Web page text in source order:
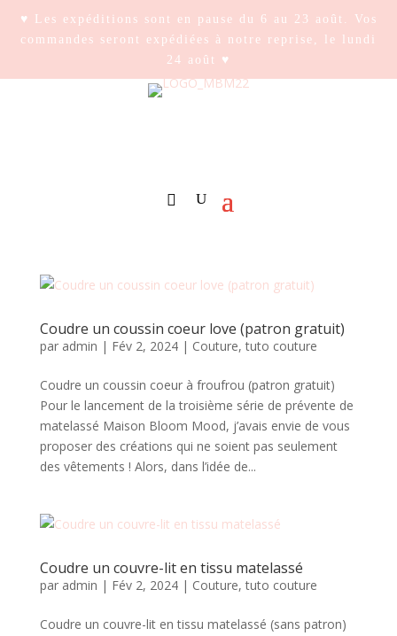
♥ Les expéditions sont en pause du 6 au 23 août. Vos
commandes seront expédiées à notre reprise, le lundi
24 août ♥
Coudre un coussin coeur love (patron gratuit)
par admin | Fév 2, 2024| Couture,tuto couture
Coudre un coussin coeur à froufrou (patron gratuit)
Pour le lancement de la troisième série de prévente de
matelassé Maison Bloom Mood, j’avais envie de vous
proposer des créations qui ne soient pas seulement
des vêtements ! Alors, dans l’idée de...
Coudre un couvre-lit en tissu matelassé
par admin | Fév 2, 2024| Couture,tuto couture
Coudre un couvre-lit en tissu matelassé (sans patron)